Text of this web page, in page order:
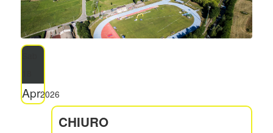
Apr2026
CHIURO